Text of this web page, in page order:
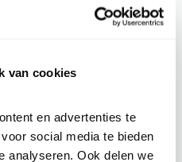
van cookies
en advertenties te
social media te bieden
analyseren. Ook delen we
bonte specht